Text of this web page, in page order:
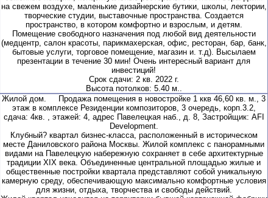
на свежем воздухе, маленькие дизайнерские бутики, школы, лектории,
творческие студии, выставочные пространства. Создается
пространство, в котором комфортно и взрослым, и детям.
Помещение свободного назначения под любой вид деятельности
(медцентр, салон красоты, парикмахерская, офис, ресторан, бар, банк,
бытовые услуги, торговое помещение, магазин и. т.д). Высылаем
презентации в течение 30 мин! Очень интересный вариант для
инвестиций!
Срок сдачи: 2 кв. 2022 г.
Высота потолков: 5.40 м..
Жилой дом. Продажа помещения в новостройке 1 ккв 46,60 кв. м., 3
этаж в комплексе Резиденции композиторов, 3 очередь, корп.3.2,
сдача: 4кв. , этажей: 4, адрес Павелецкая наб., д. 8, Застройщик: AFI
Development.
Клубный? квартал бизнес-класса, расположенный в историческом
месте Даниловского района Москвы. Жилой комплекс с панорамными
видами на Павелецкую набережную сохраняет в себе архитектурные
традиции XIX века. Объединенные центральной площадью жилые и
общественные постройки квартала представляют собой уникальную
камерную среду, обеспечивающую максимально комфортные условия
для жизни, отдыха, творчества и свободы действий.